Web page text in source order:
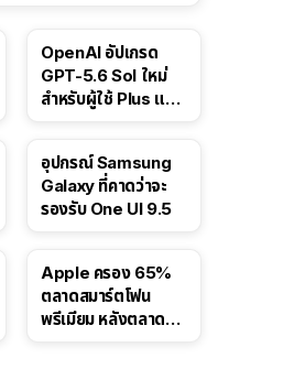
OpenAI อัปเกรด
GPT-5.6 Sol ใหม่
สำหรับผู้ใช้ Plus และ
อุปกรณ์ Samsung
Galaxy ที่คาดว่าจะ
รองรับ One UI 9.5
Apple ครอง 65%
ตลาดสมาร์ตโฟน
พรีเมียม หลังตลาดทำ